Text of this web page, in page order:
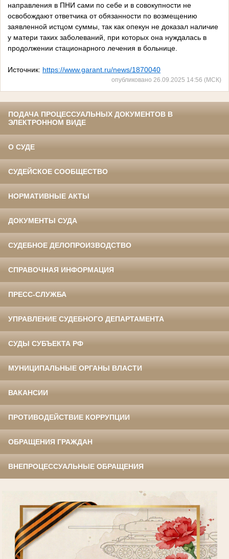
направления в ПНИ сами по себе и в совокупности не
освобождают ответчика от обязанности по возмещению
заявленной истцом суммы, так как опекун не доказал наличие
у матери таких заболеваний, при которых она нуждалась в
продолжении стационарного лечения в больнице.
Источник: https://www.garant.ru/news/1870040
опубликовано 26.09.2025 14:56 (МСК)
ПОДАЧА ПРОЦЕССУАЛЬНЫХ ДОКУМЕНТОВ В
ЭЛЕКТРОННОМ ВИДЕ
О СУДЕ
СУДЕЙСКОЕ СООБЩЕСТВО
НОРМАТИВНЫЕ АКТЫ
ДОКУМЕНТЫ СУДА
СУДЕБНОЕ ДЕЛОПРОИЗВОДСТВО
СПРАВОЧНАЯ ИНФОРМАЦИЯ
ПРЕСС-СЛУЖБА
УПРАВЛЕНИЕ СУДЕБНОГО ДЕПАРТАМЕНТА
СУДЫ СУБЪЕКТА РФ
МУНИЦИПАЛЬНЫЕ ОРГАНЫ ВЛАСТИ
ВАКАНСИИ
ПРОТИВОДЕЙСТВИЕ КОРРУПЦИИ
ОБРАЩЕНИЯ ГРАЖДАН
ВНЕПРОЦЕССУАЛЬНЫЕ ОБРАЩЕНИЯ